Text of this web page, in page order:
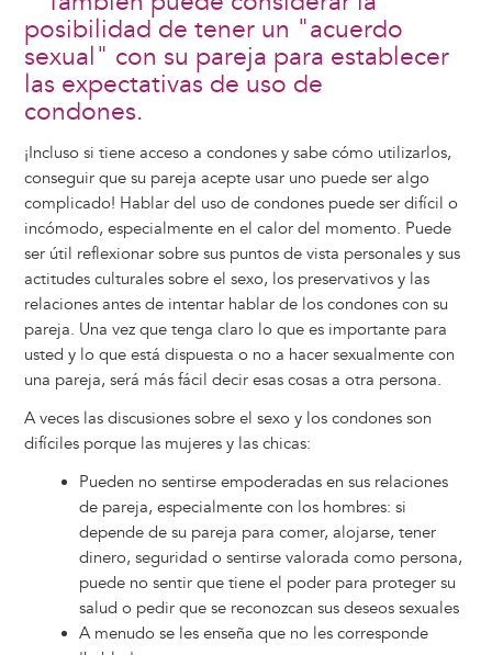
posibilidad de tener un "acuerdo
sexual" con su pareja para establecer
las expectativas de uso de
condones.
¡Incluso si tiene acceso a condones y sabe cómo utilizarlos,
conseguir que su pareja acepte usar uno puede ser algo
complicado! Hablar del uso de condones puede ser difícil o
incómodo, especialmente en el calor del momento. Puede
ser útil reflexionar sobre sus puntos de vista personales y sus
actitudes culturales sobre el sexo, los preservativos y las
relaciones antes de intentar hablar de los condones con su
pareja. Una vez que tenga claro lo que es importante para
usted y lo que está dispuesta o no a hacer sexualmente con
una pareja, será más fácil decir esas cosas a otra persona.
A veces las discusiones sobre el sexo y los condones son
difíciles porque las mujeres y las chicas:
Pueden no sentirse empoderadas en sus relaciones
de pareja, especialmente con los hombres: si
depende de su pareja para comer, alojarse, tener
dinero, seguridad o sentirse valorada como persona,
puede no sentir que tiene el poder para proteger su
salud o pedir que se reconozcan sus deseos sexuales
A menudo se les enseña que no les corresponde